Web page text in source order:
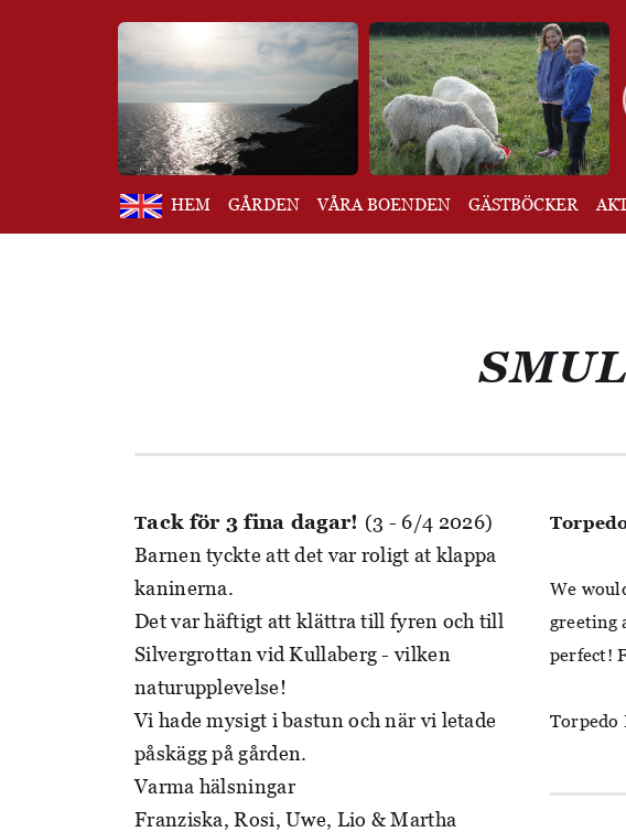
HEM GÅRDEN VÅRA BOENDEN GÄSTBÖCKER
Tack för 3 fina dagar! (3 - 6/4 2026)
Barnen tyckte att det var roligt at klappa
kaninerna.
Det var häftigt att klättra till fyren och till
Silvergrottan vid Kullaberg - vilken
naturupplevelse!
Vi hade mysigt i bastun och när vi letade
påskägg på gården.
Varma hälsningar
Franziska, Rosi, Uwe, Lio & Martha
We
greeting
perfect!
Torpedo